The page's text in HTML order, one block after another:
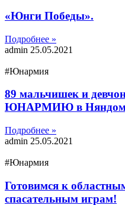
«Юнги Победы».
Подробнее »
admin 25.05.2021
#Юнармия
89 мальчишек и
ЮНАРМИЮ в
Подробнее »
admin 25.05.2021
#Юнармия
Готовимся к
спасательным играм!